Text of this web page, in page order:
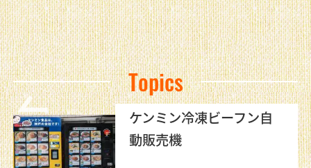
Topics
ケンミン冷凍ビーフン自
動販売機